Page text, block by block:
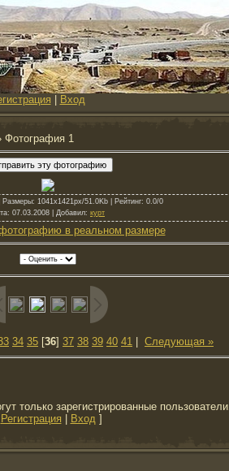
Вход
Фотография 1
Размеры: 1041x1421px/51.0Kb | Рейтинг: 0.0/0
: 07.03.2008 | Добавил: курт
в реальном размере
34 35 [36] 37 38 39 40 41 Следующая »
только зарегистрированные пользователи.
Регистрация | Вход ]